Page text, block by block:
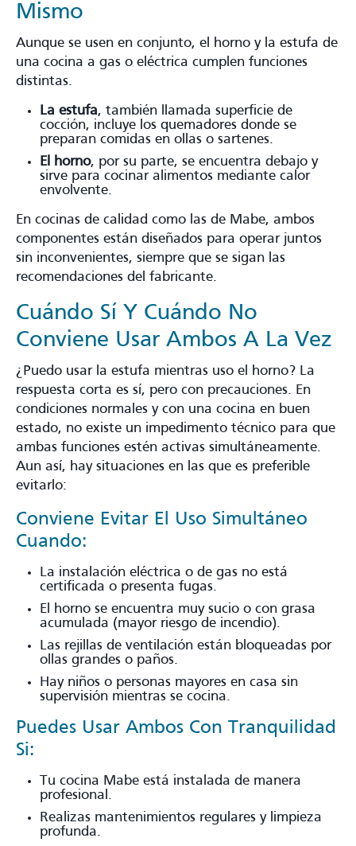
Mismo
Aunque se usen en conjunto, el horno y la estufa de
una cocina a gas o eléctrica cumplen funciones
distintas.
La estufa, también llamada superficie de
cocción, incluye los quemadores donde se
preparan comidas en ollas o sartenes.
El horno, por su parte, se encuentra debajo y
sirve para cocinar alimentos mediante calor
envolvente.
En cocinas de calidad como las de Mabe, ambos
componentes están diseñados para operar juntos
sin inconvenientes, siempre que se sigan las
recomendaciones del fabricante.
Cuándo Sí Y Cuándo No
Conviene Usar Ambos A La Vez
¿Puedo usar la estufa mientras uso el horno? La
respuesta corta es sí, pero con precauciones. En
condiciones normales y con una cocina en buen
estado, no existe un impedimento técnico para que
ambas funciones estén activas simultáneamente.
Aun así, hay situaciones en las que es preferible
evitarlo:
Conviene Evitar El Uso Simultáneo
Cuando:
La instalación eléctrica o de gas no está
certificada o presenta fugas.
El horno se encuentra muy sucio o con grasa
acumulada (mayor riesgo de incendio).
Las rejillas de ventilación están bloqueadas por
ollas grandes o paños.
Hay niños o personas mayores en casa sin
supervisión mientras se cocina.
Puedes Usar Ambos Con Tranquilidad
Si:
Tu cocina Mabe está instalada de manera
profesional.
Realizas mantenimientos regulares y limpieza
profunda.